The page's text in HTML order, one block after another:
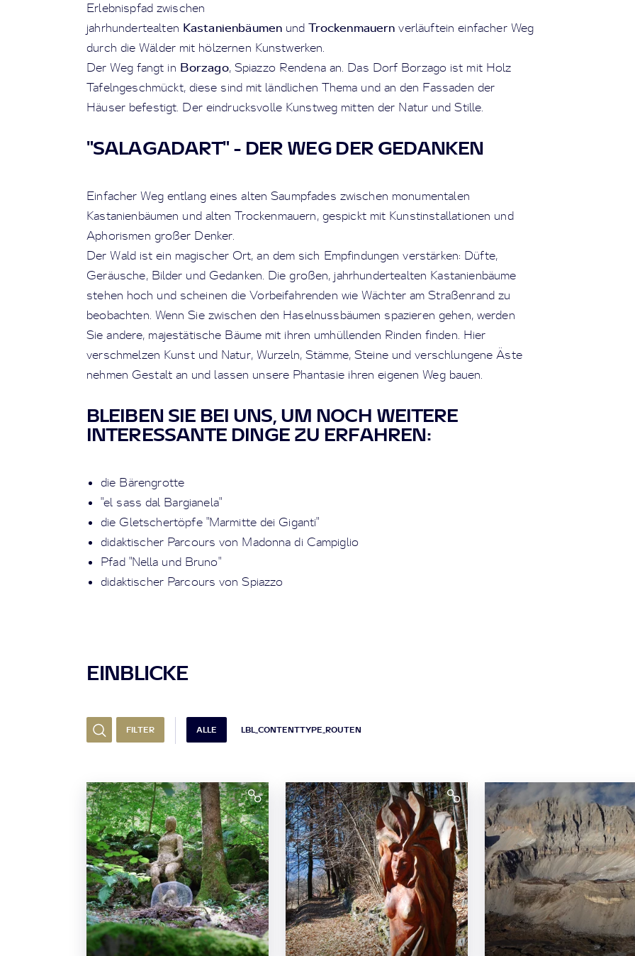
Erlebnispfad zwischen
jahrhundertealten Kastanienbäumen undTrockenmauern verläuftein einfacher Weg
durch die Wälder mit hölzernen Kunstwerken.
Der Weg fangt in Borzago, Spiazzo Rendena an. Das Dorf Borzago ist mit Holz
Tafelngeschmückt, diese sind mit ländlichen Thema und an den Fassaden der
Häuser befestigt. Der eindrucksvolle Kunstweg mitten der Natur und Stille.
"SALAGADART" - DER WEG DER GEDANKEN
Einfacher Weg entlang eines alten Saumpfades zwischen monumentalen
Kastanienbäumen und alten Trockenmauern, gespickt mit Kunstinstallationen und
Aphorismen großer Denker.
Der Wald ist ein magischer Ort, an dem sich Empfindungen verstärken: Düfte,
Geräusche, Bilder und Gedanken. Die großen, jahrhundertealten Kastanienbäume
stehen hoch und scheinen die Vorbeifahrenden wie Wächter am Straßenrand zu
beobachten. Wenn Sie zwischen den Haselnussbäumen spazieren gehen, werden
Sie andere, majestätische Bäume mit ihren umhüllenden Rinden finden. Hier
verschmelzen Kunst und Natur, Wurzeln, Stämme, Steine und verschlungene Äste
nehmen Gestalt an und lassen unsere Phantasie ihren eigenen Weg bauen.
BLEIBEN SIE BEI UNS, UM NOCH WEITERE
INTERESSANTE DINGE ZU ERFAHREN:
die Bärengrotte
"el sass dal Bargianela"
die Gletschertöpfe "Marmitte dei Giganti"
didaktischer Parcours von Madonna di Campiglio
Pfad "Nella und Bruno"
didaktischer Parcours von Spiazzo
EINBLICKE
FILTER ALLE LBL_CONTENTTYPE_ROUTEN